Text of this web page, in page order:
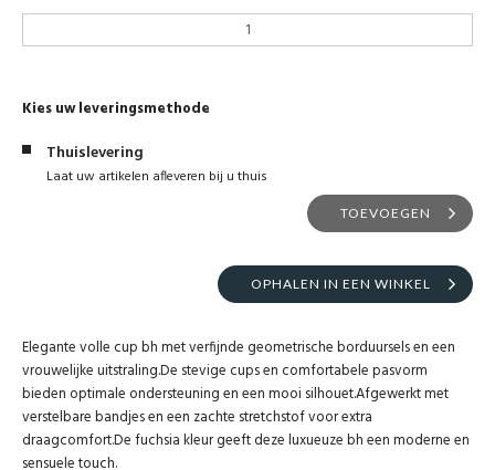
Kies uw leveringsmethode
Thuislevering
Laat uw artikelen afleveren bij u thuis
TOEVOEGEN
OPHALEN IN EEN WINKEL
Elegante volle cup bh met verfijnde geometrische borduursels en een
vrouwelijke uitstraling.De stevige cups en comfortabele pasvorm
bieden optimale ondersteuning en een mooi silhouet.Afgewerkt met
verstelbare bandjes en een zachte stretchstof voor extra
draagcomfort.De fuchsia kleur geeft deze luxueuze bh een moderne en
sensuele touch.